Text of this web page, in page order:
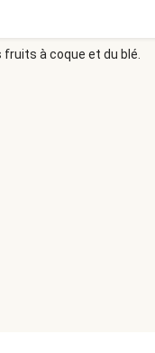
à coque et du blé.